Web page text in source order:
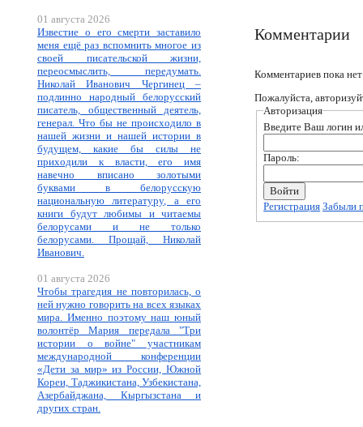
01 августа 2026
Известие о его смерти заставило
меня ещё раз вспомнить многое из
своей писательской жизни,
переосмыслить, передумать.
Николай Иванович Чергинец –
подлинно народный белорусский
писатель, общественный деятель,
генерал. Что бы не происходило в
нашей жизни и нашей истории в
будущем, какие бы силы не
приходили к власти, его имя
навечно вписано золотыми
буквами в белорусскую
национальную литературу, а его
книги будут любимы и читаемы
белорусами и не только
белорусами. Прощай, Николай
Иванович.
01 августа 2026
Чтобы трагедия не повторилась, о
ней нужно говорить на всех языках
мира. Именно поэтому наш юный
волонтёр Мария передала "Три
истории о войне" участникам
международной конференции
«Дети за мир» из России, Южной
Кореи, Таджикистана, Узбекистана,
Азербайджана, Кыргызстана и
других стран.
Комментарии
Комментариев пока нет
Пожалуйста,
Авторизация
Введите Ваш логин
Пароль:
Регистрация Забыли